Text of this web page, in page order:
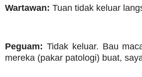
Wartawan: Tuan tidak keluar
Peguam: Tidak keluar. Bau
mereka (pakar patologi) buat,